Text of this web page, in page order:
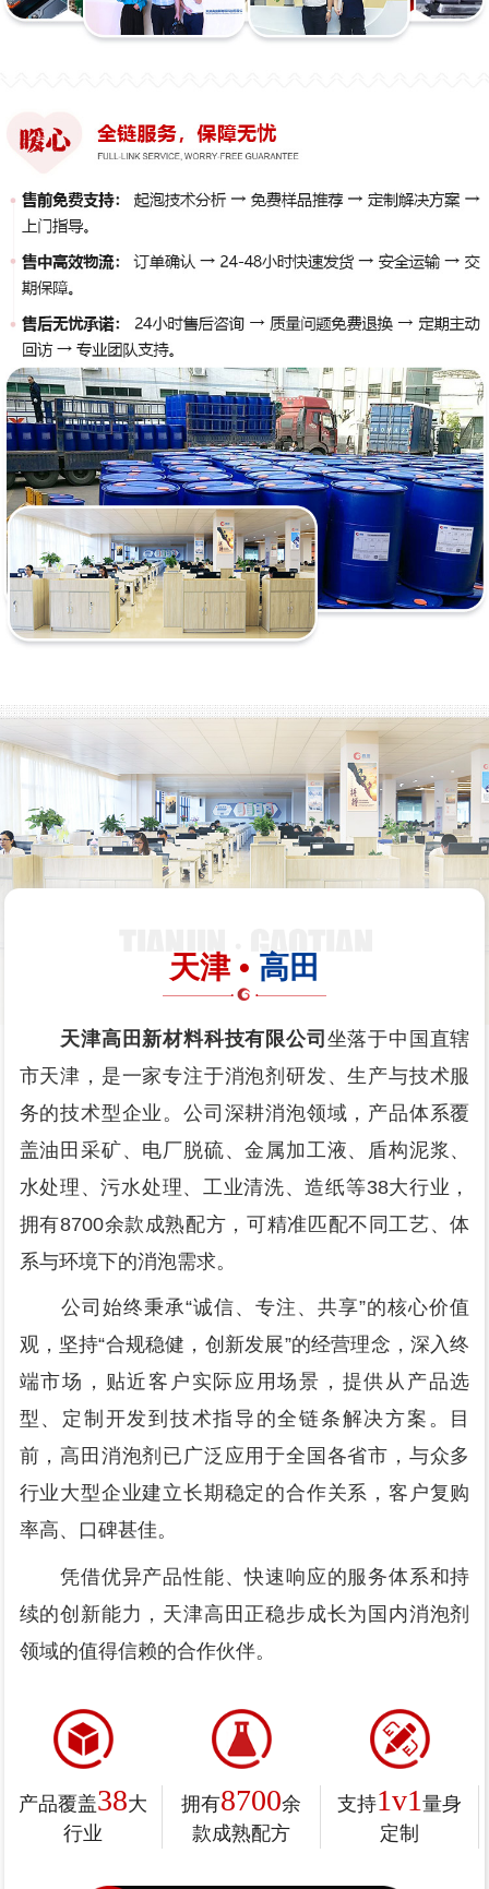
天津 • 高田
天津高田新材料科技有限公司 坐落于中国直辖
市天津，是一家专注于消泡剂研发、生产与技术服
务的技术型企业。公司深耕消泡领域，产品体系覆
盖油田采矿、电厂脱硫、金属加工液、盾构泥浆、
水处理、污水处理、工业清洗、造纸等38大行业，
拥有8700余款成熟配方，可精准匹配不同工艺、体
系与环境下的消泡需求。
公司始终秉承“诚信、专注、共享”的核心价值
观，坚持“合规稳健，创新发展”的经营理念，深入终
端市场，贴近客户实际应用场景，提供从产品选
型、定制开发到技术指导的全链条解决方案。目
前，高田消泡剂已广泛应用于全国各省市，与众多
行业大型企业建立长期稳定的合作关系，客户复购
率高、口碑甚佳。
凭借优异产品性能、快速响应的服务体系和持
续的创新能力，天津高田正稳步成长为国内消泡剂
领域的值得信赖的合作伙伴。
产品覆盖38大
行业
拥有8700余
款成熟配方
支持1v1 量身
定制